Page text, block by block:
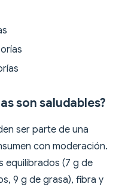
son saludables?
ser parte de una
con moderación.
equilibrados (7 g de
9 g de grasa), fibra y